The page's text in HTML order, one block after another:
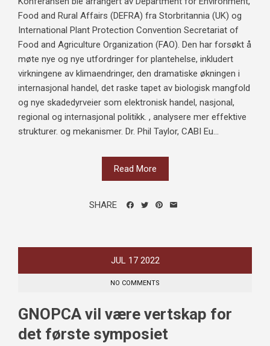
Food and Rural Affairs (DEFRA) fra Storbritannia (UK) og
International Plant Protection Convention Secretariat of
Food and Agriculture Organization (FAO). Den har forsøkt å
møte nye og nye utfordringer for plantehelse, inkludert
virkningene av klimaendringer, den dramatiske økningen i
internasjonal handel, det raske tapet av biologisk mangfold
og nye skadedyrveier som elektronisk handel, nasjonal,
regional og internasjonal politikk. , analysere mer effektive
strukturer. og mekanismer. Dr. Phil Taylor, CABI Eu...
Read More
SHARE
JUL 17 2022
NO COMMENTS
GNOPCA vil være vertskap for
det første symposiet